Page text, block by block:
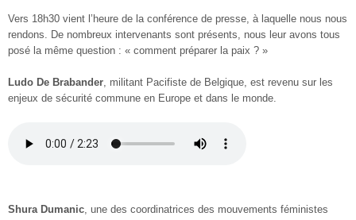
Vers 18h30 vient l’heure de la conférence de presse, à laquelle nous nous
rendons. De nombreux intervenants sont présents, nous leur avons tous
posé la même question : « comment préparer la paix ? »
Ludo De Brabander, militant Pacifiste de Belgique, est revenu sur les
enjeux de sécurité commune en Europe et dans le monde.
Shura Dumanic, une des coordinatrices des mouvements féministes